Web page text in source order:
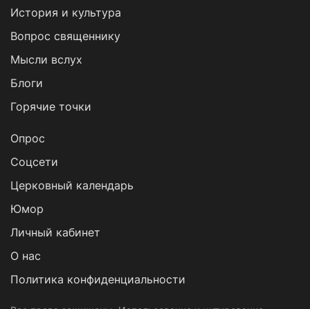
История и культура
Вопрос священнику
Мысли вслух
Блоги
Горячие точки
Опрос
Cоцсети
Церковный календарь
Юмор
Личный кабинет
О нас
Политика конфиденциальности